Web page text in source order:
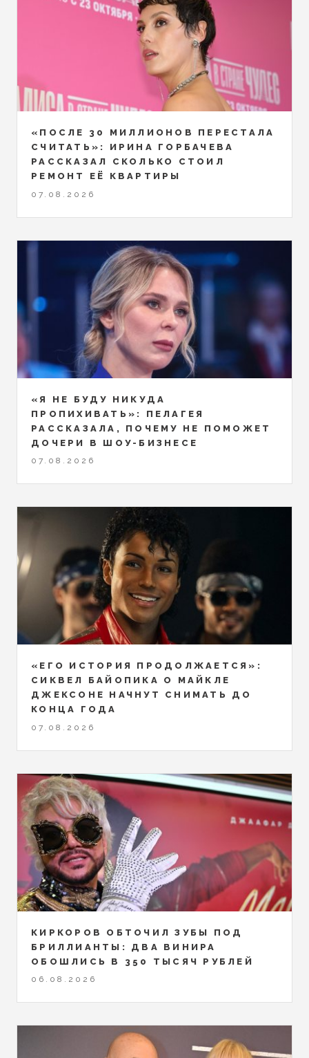
«ПОСЛЕ 30 МИЛЛИОНОВ ПЕРЕСТАЛА
СЧИТАТЬ»: ИРИНА ГОРБАЧЕВА
РАССКАЗАЛ СКОЛЬКО СТОИЛ
РЕМОНТ ЕЁ КВАРТИРЫ
07.08.2026
«Я НЕ БУДУ НИКУДА
ПРОПИХИВАТЬ»: ПЕЛАГЕЯ
РАССКАЗАЛА, ПОЧЕМУ НЕ ПОМОЖЕТ
ДОЧЕРИ В ШОУ-БИЗНЕСЕ
07.08.2026
«ЕГО ИСТОРИЯ ПРОДОЛЖАЕТСЯ»:
СИКВЕЛ БАЙОПИКА О МАЙКЛЕ
ДЖЕКСОНЕ НАЧНУТ СНИМАТЬ ДО
КОНЦА ГОДА
07.08.2026
КИРКОРОВ ОБТОЧИЛ ЗУБЫ ПОД
БРИЛЛИАНТЫ: ДВА ВИНИРА
ОБОШЛИСЬ В 350 ТЫСЯЧ РУБЛЕЙ
06.08.2026